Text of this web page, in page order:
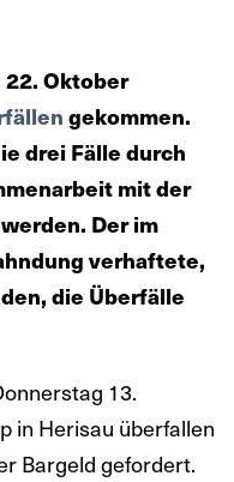
22. Oktober
gekommen.
drei Fälle durch
mit der
Der im
verhaftete,
die Überfälle
13.
in Herisau überfallen
Bargeld gefordert.